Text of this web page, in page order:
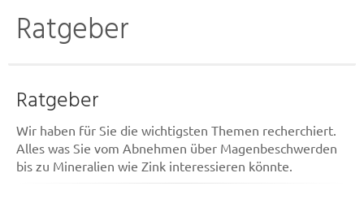
Ratgeber
Ratgeber
Wir haben für Sie die wichtigsten Themen recherchiert.
Alles was Sie vom Abnehmen über Magenbeschwerden
bis zu Mineralien wie Zink interessieren könnte.